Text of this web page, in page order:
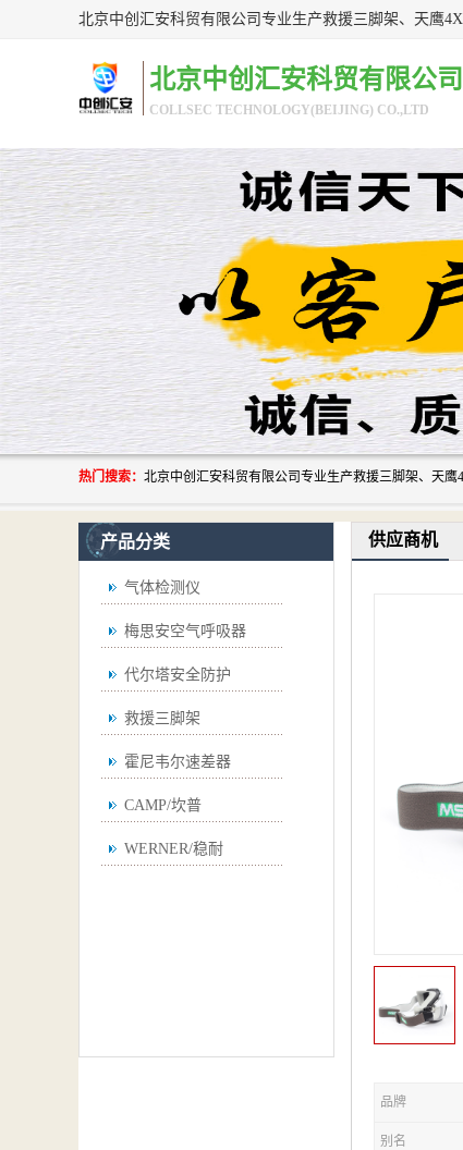
北京中创汇安科贸有限公司
COLLSEC TECHNOLOGY(BEIJING) CO.,LTD
热门搜索：
产品分类
气体检测仪
梅思安空气呼吸器
代尔塔安全防护
救援三脚架
霍尼韦尔速差器
CAMP/坎普
WERNER/稳耐
供应商机
品牌
别名